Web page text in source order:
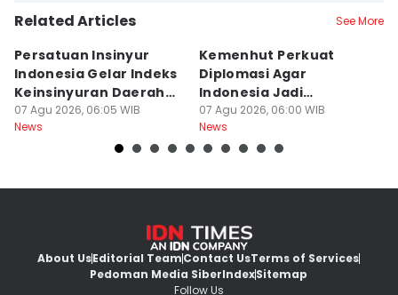
Related Articles See More
Persatuan Insinyur
Indonesia Gelar Indeks
Keinsinyuran Daerah
dan CAFEO 44
07 Agu 2026, 06:05 WIB
News
Kemenhut Perkuat
Diplomasi Agar
Indonesia Jadi
Pemimpin Kehutanan
Global
07 Agu 2026, 06:00 WIB
News
About UsEditorial TeamContact UsTerms of Services
Pedoman Media SiberIndexSitemap
Follow Us